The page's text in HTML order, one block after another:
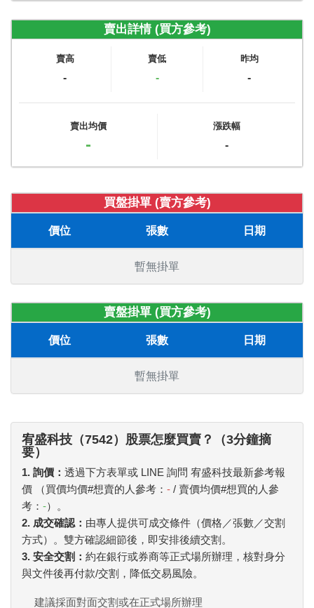
賣出詳情 (買方參考)
賣高
-
賣低
-
昨均
-
賣出均價
-
漲跌幅
-
買盤掛單 (賣方參考)
價位 張數 日期
暫無掛單
賣盤掛單 (買方參考)
價位 張數 日期
暫無掛單
宥盛科技（7542）股票怎麼買賣？（3分鐘摘
要）
1. 詢價： 透過下方表單或 LINE 詢問 宥盛科技最新參考報
價 （買價均價#想賣的人參考： - / 賣價均價#想買的人參
考： -）。
2. 成交確認： 由專人提供可成交條件（價格／張數／交割
方式）。雙方確認細節後，即安排後續交割。
3. 安全交割： 約在銀行或券商等正式場所辦理，核對身分
與文件後再付款/交割，降低交易風險。
建議採面對面交割或在正式場所辦理